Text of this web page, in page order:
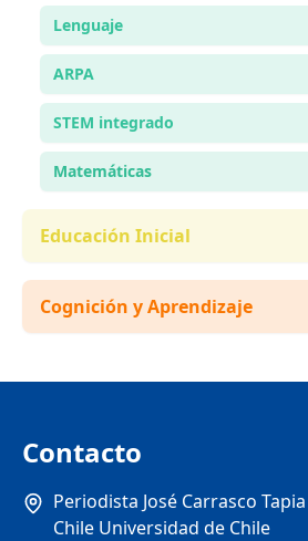
Lenguaje
ARPA
STEM integrado
Matemáticas
Educación Inicial
Cognición y Aprendizaje
Contacto
Periodista José Carrasco
Chile Universidad de Chile